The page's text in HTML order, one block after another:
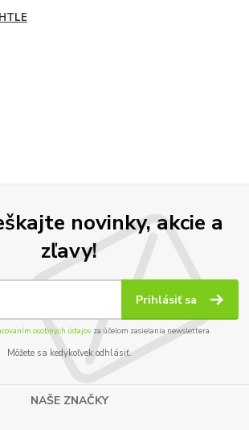
novinky, akcie a
zľavy!
Prihlásiť sa
osobných údajov za účelom zasielania newslettera.
Môžete sa kedykoľvek odhlásiť.
NAŠE ZNAČKY